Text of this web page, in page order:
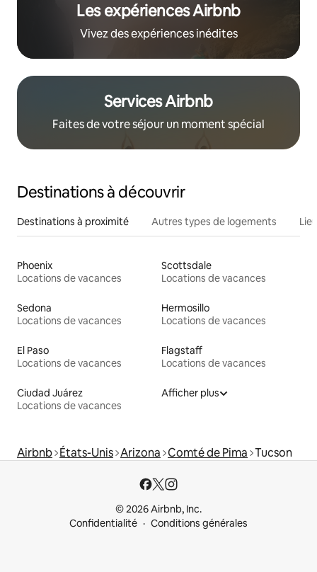
Les expériences Airbnb
Vivez des expériences inédites
Services Airbnb
Faites de votre séjour un moment spécial
Destinations à découvrir
Destinations à proximité Autres types de logements
Phoenix
Locations de vacances
Scottsdale
Locations de vacances
Sedona
Locations de vacances
Hermosillo
Locations de vacances
El Paso
Locations de vacances
Flagstaff
Locations de vacances
Ciudad Juárez
Locations de vacances
Afficher plus
Airbnb États-Unis Arizona Comté de Pima Tucson
© 2026 Airbnb, Inc.
Confidentialité
Conditions générales